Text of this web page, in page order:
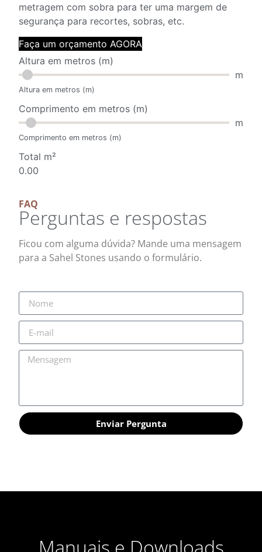
metragem com sobra para ter uma margem de
segurança para recortes, sobras, etc.
Faça um orçamento AGORA
Altura em metros (m)
m
Altura em metros (m)
Comprimento em metros (m)
m
Comprimento em metros (m)
Total m²
0.00
FAQ
Perguntas e respostas
Ficou com alguma dúvida? Mande uma mensagem
para a Sahel Stones usando o formulário.
Enviar Pergunta